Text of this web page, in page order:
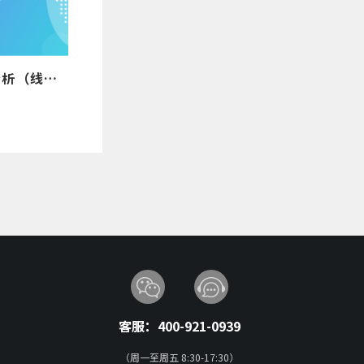
FMEA失效模式和后果分析（线上版）
客服：400-921-0939
（周一至周五 8:30-17:30）